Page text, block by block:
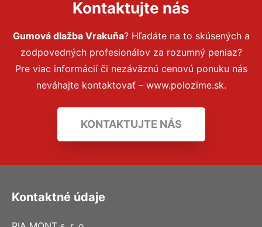
Kontaktujte nás
Gumová dlažba Vrakuňa? Hľadáte na to skúsených a
zodpovedných profesionálov za rozumný peniaz?
Pre viac informácií či nezáväznú cenovú ponuku nás
neváhajte kontaktovať – www.polozime.sk.
KONTAKTUJTE NÁS
Kontaktné údaje